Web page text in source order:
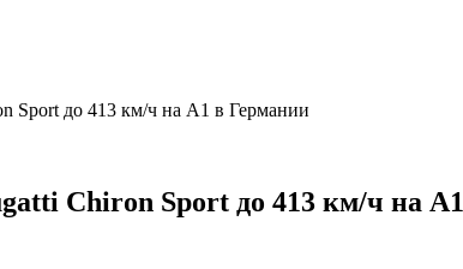
Sport до 413 км/ч на А1 в Германии
Chiron Sport до 413 км/ч на